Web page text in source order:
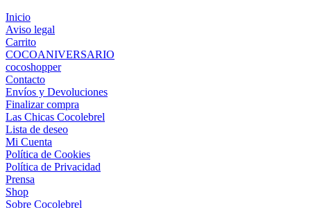
Inicio
Aviso legal
Carrito
COCOANIVERSARIO
cocoshopper
Contacto
Envíos y Devoluciones
Finalizar compra
Las Chicas Cocolebrel
Lista de deseo
Mi Cuenta
Política de Cookies
Política de Privacidad
Prensa
Shop
Sobre Cocolebrel